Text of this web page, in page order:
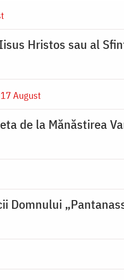
Hristos sau al
August
de la Mănăstirea
Domnului